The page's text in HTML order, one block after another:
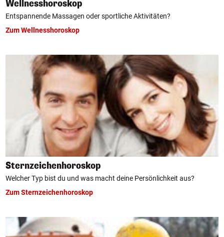
Wellnesshoroskop
Entspannende Massagen oder sportliche Aktivitäten?
Zum Wellnesshoroskop
Sternzeichenhoroskop
Welcher Typ bist du und was macht deine Persönlichkeit aus?
Zum Sternzeichenhoroskop